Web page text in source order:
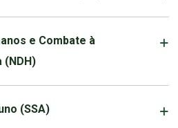
e Combate à
(NDH)
(SSA)